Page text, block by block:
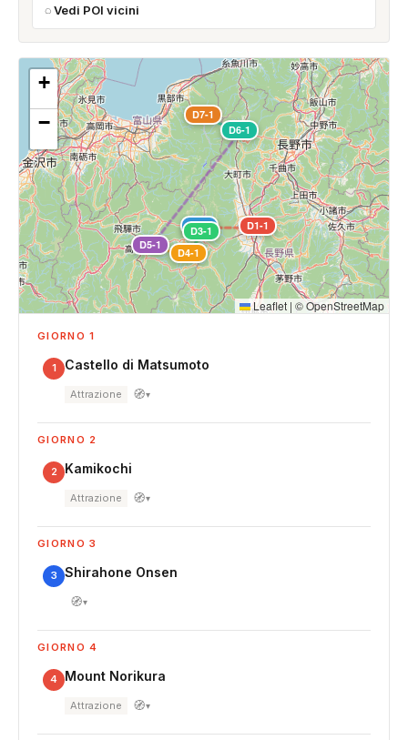
Vedi POI vicini
D1-1
D2-1
D3-1
D4-1
D5-1
D6-1
D7-1
+
−
Leaflet | ©OpenStreetMap
GIORNO 1
1 Castello di Matsumoto
Attrazione 🧭▾
GIORNO 2
2 Kamikochi
Attrazione 🧭▾
GIORNO 3
3 Shirahone Onsen
🧭▾
GIORNO 4
4 Mount Norikura
Attrazione 🧭▾